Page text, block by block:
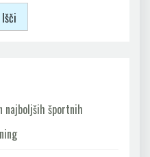
Išči
najboljših športnih